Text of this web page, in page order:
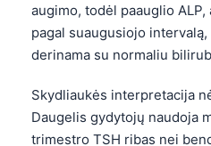
augimo, todėl paauglio
pagal suaugusiojo
derinama su normaliu
Skydliaukės interpretacija
Daugelis gydytojų naudoja
trimestro TSH ribas nei
Português
Ελληνικά
Română
简体中文